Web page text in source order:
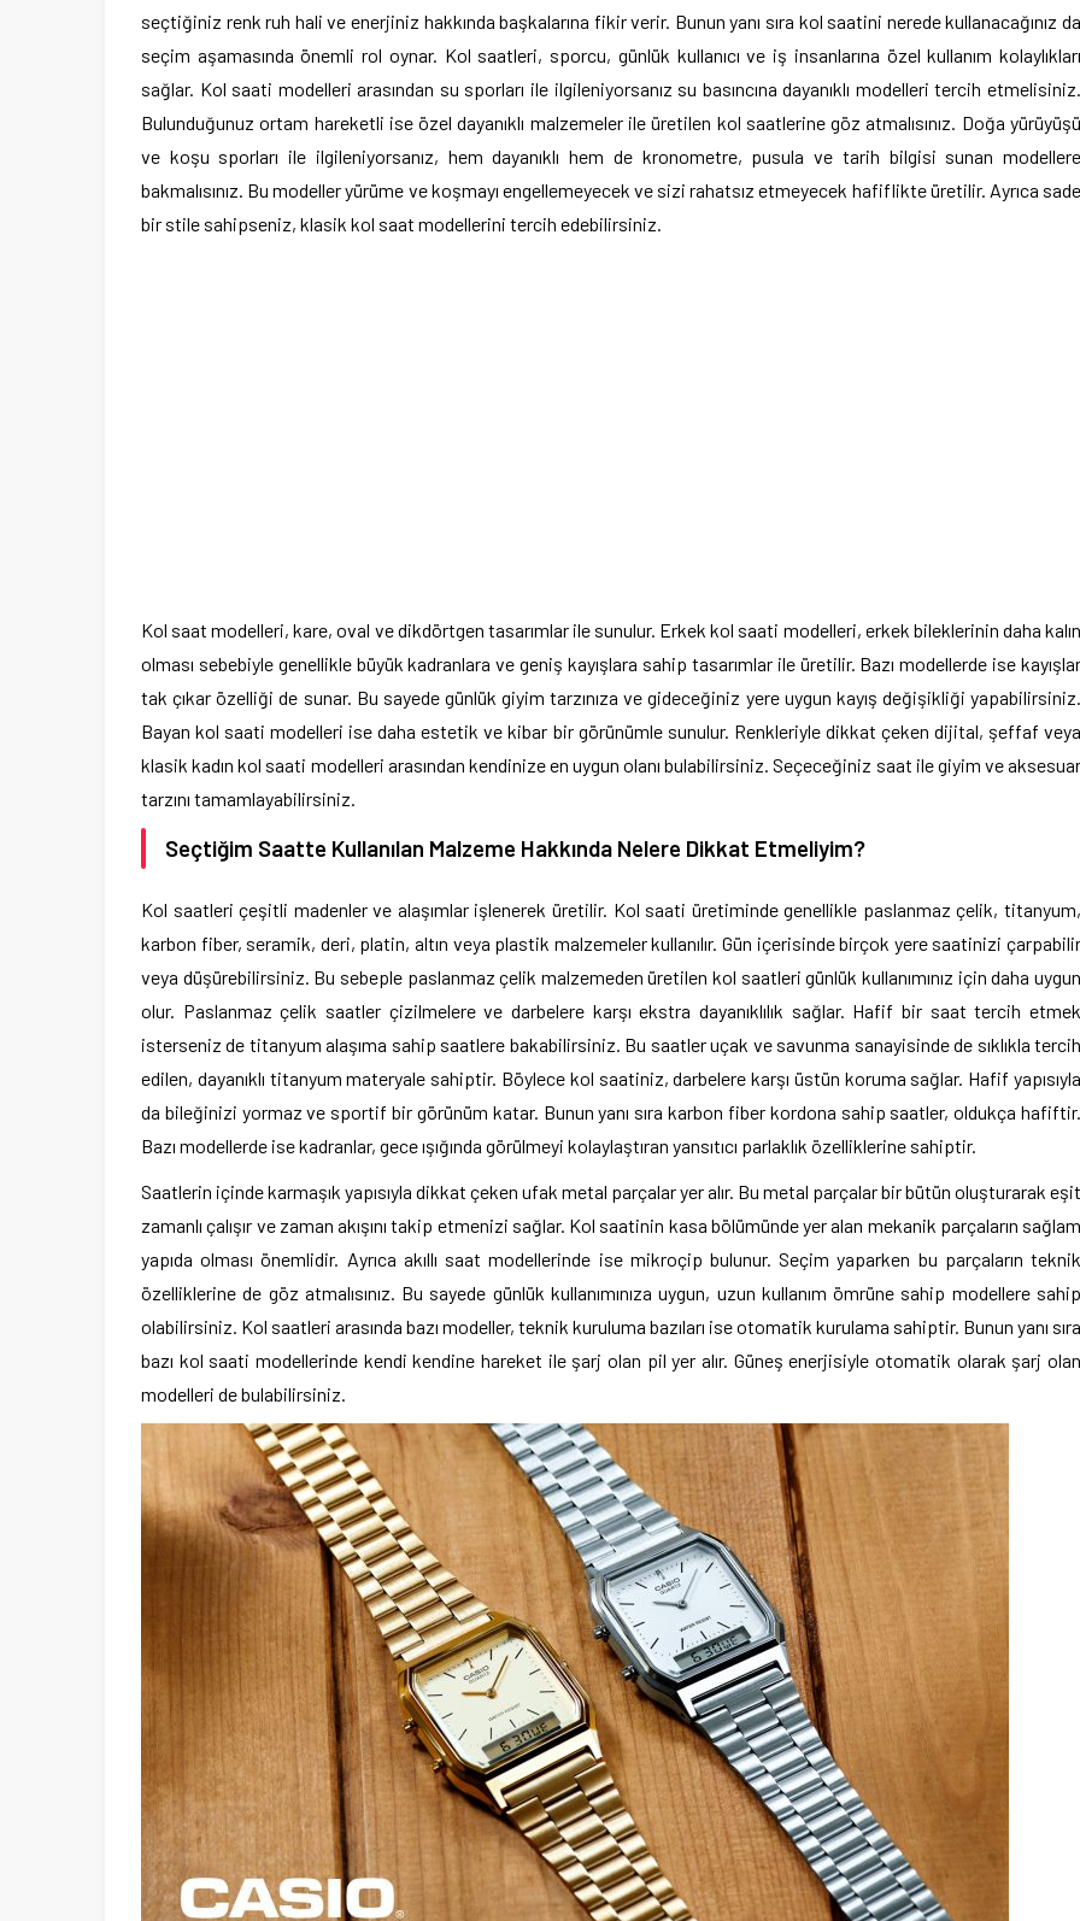
seçtiğiniz renk ruh hali ve enerjiniz hakkında başkalarına fikir verir. Bunun yanı sıra kol saatini nerede kullanacağınız da
seçim aşamasında önemli rol oynar. Kol saatleri, sporcu, günlük kullanıcı ve iş insanlarına özel kullanım kolaylıkları
sağlar. Kol saati modelleri arasından su sporları ile ilgileniyorsanız su basıncına dayanıklı modelleri tercih etmelisiniz.
Bulunduğunuz ortam hareketli ise özel dayanıklı malzemeler ile üretilen kol saatlerine göz atmalısınız. Doğa yürüyüşü
ve koşu sporları ile ilgileniyorsanız, hem dayanıklı hem de kronometre, pusula ve tarih bilgisi sunan modellere
bakmalısınız. Bu modeller yürüme ve koşmayı engellemeyecek ve sizi rahatsız etmeyecek hafiflikte üretilir. Ayrıca sade
bir stile sahipseniz, klasik kol saat modellerini tercih edebilirsiniz.
Kol saat modelleri, kare, oval ve dikdörtgen tasarımlar ile sunulur. Erkek kol saati modelleri, erkek bileklerinin daha kalın
olması sebebiyle genellikle büyük kadranlara ve geniş kayışlara sahip tasarımlar ile üretilir. Bazı modellerde ise kayışlar
tak çıkar özelliği de sunar. Bu sayede günlük giyim tarzınıza ve gideceğiniz yere uygun kayış değişikliği yapabilirsiniz.
Bayan kol saati modelleri ise daha estetik ve kibar bir görünümle sunulur. Renkleriyle dikkat çeken dijital, şeffaf veya
klasik kadın kol saati modelleri arasından kendinize en uygun olanı bulabilirsiniz. Seçeceğiniz saat ile giyim ve aksesuar
tarzını tamamlayabilirsiniz.
Seçtiğim Saatte Kullanılan Malzeme Hakkında Nelere Dikkat Etmeliyim?
Kol saatleri çeşitli madenler ve alaşımlar işlenerek üretilir. Kol saati üretiminde genellikle paslanmaz çelik, titanyum,
karbon fiber, seramik, deri, platin, altın veya plastik malzemeler kullanılır. Gün içerisinde birçok yere saatinizi çarpabilir
veya düşürebilirsiniz. Bu sebeple paslanmaz çelik malzemeden üretilen kol saatleri günlük kullanımınız için daha uygun
olur. Paslanmaz çelik saatler çizilmelere ve darbelere karşı ekstra dayanıklılık sağlar. Hafif bir saat tercih etmek
isterseniz de titanyum alaşıma sahip saatlere bakabilirsiniz. Bu saatler uçak ve savunma sanayisinde de sıklıkla tercih
edilen, dayanıklı titanyum materyale sahiptir. Böylece kol saatiniz, darbelere karşı üstün koruma sağlar. Hafif yapısıyla
da bileğinizi yormaz ve sportif bir görünüm katar. Bunun yanı sıra karbon fiber kordona sahip saatler, oldukça hafiftir.
Bazı modellerde ise kadranlar, gece ışığında görülmeyi kolaylaştıran yansıtıcı parlaklık özelliklerine sahiptir.
Saatlerin içinde karmaşık yapısıyla dikkat çeken ufak metal parçalar yer alır. Bu metal parçalar bir bütün oluşturarak eşit
zamanlı çalışır ve zaman akışını takip etmenizi sağlar. Kol saatinin kasa bölümünde yer alan mekanik parçaların sağlam
yapıda olması önemlidir. Ayrıca akıllı saat modellerinde ise mikroçip bulunur. Seçim yaparken bu parçaların teknik
özelliklerine de göz atmalısınız. Bu sayede günlük kullanımınıza uygun, uzun kullanım ömrüne sahip modellere sahip
olabilirsiniz. Kol saatleri arasında bazı modeller, teknik kuruluma bazıları ise otomatik kurulama sahiptir. Bunun yanı sıra
bazı kol saati modellerinde kendi kendine hareket ile şarj olan pil yer alır. Güneş enerjisiyle otomatik olarak şarj olan
modelleri de bulabilirsiniz.